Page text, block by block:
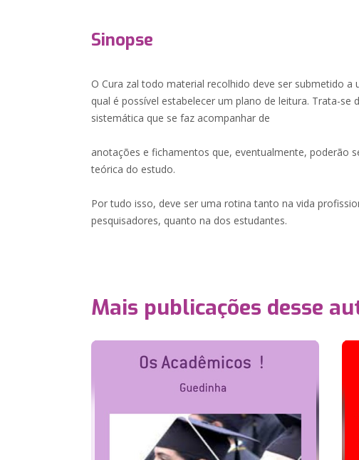
Sinopse
O Cura zal todo material recolhido deve ser submetido a
qual é possível estabelecer um plano de leitura. Trata-se
sistemática que se faz acompanhar de
anotações e fichamentos que, eventualmente, poderão
teórica do estudo.
Por tudo isso, deve ser uma rotina tanto na vida
pesquisadores, quanto na dos estudantes.
Mais publicações desse